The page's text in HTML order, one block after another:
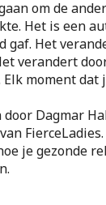
om de
Het is een
gaf. Het
verandert
moment dat
Dagmar
je gezonde